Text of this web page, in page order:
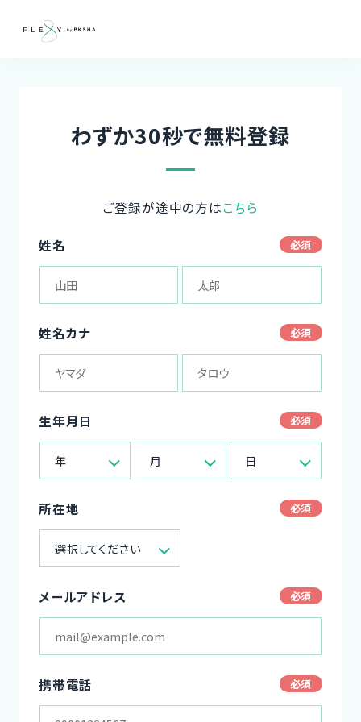
わずか30秒で無料登録
ご登録が途中の方はこちら
姓名
姓名カナ
生年月日
年 月 日
所在地
選択してください
メールアドレス
携帯電話